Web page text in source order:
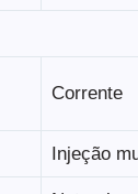
Corrente
Injeção